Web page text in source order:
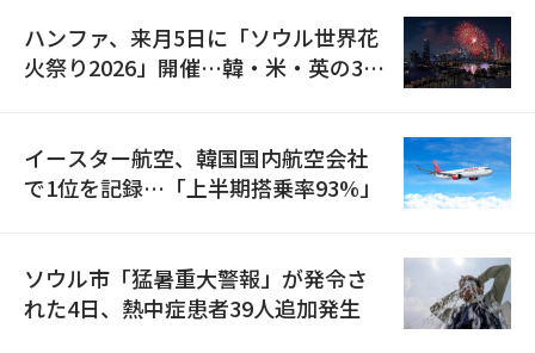
ハンファ、来月5日に「ソウル世界花
火祭り2026」開催…韓・米・英の3カ
イースター航空、韓国国内航空会社
で1位を記録…「上半期搭乗率93%」
ソウル市「猛暑重大警報」が発令さ
れた4日、熱中症患者39人追加発生